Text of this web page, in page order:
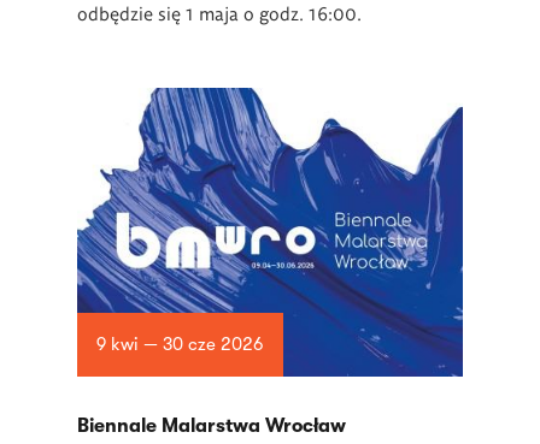
odbędzie się 1 maja o godz. 16:00.
9 kwi — 30 cze 2026
Biennale Malarstwa Wrocław